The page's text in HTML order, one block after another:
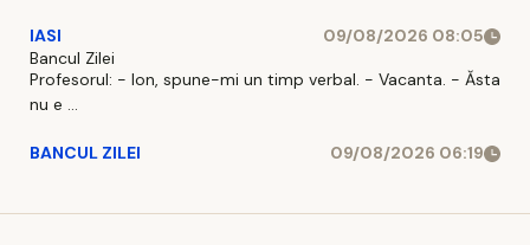
IASI
09/08/2026 08:05
Bancul Zilei
Profesorul: - Ion, spune-mi un timp verbal. - Vacanta. - Ăsta
nu e ...
BANCUL ZILEI 09/08/2026 06:19